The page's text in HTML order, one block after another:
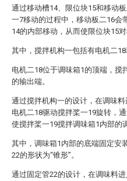
通过移动槽14、限位块15和移动
一7移动的过程中，移动板二16会
14的内部移动，从而使限位块15
其中，搅拌机构一包括有电机二18
电机二18位于调味箱1的顶端，搅
的输出端。
通过搅拌机构一的设计，在调味
电机二18驱动搅拌桨一19旋转，
使搅拌桨一19搅拌调味箱1内部的
其中，调味箱1内部的底端固定安
22的形状为“锥形”。
通过固定管22的设计，在调味料